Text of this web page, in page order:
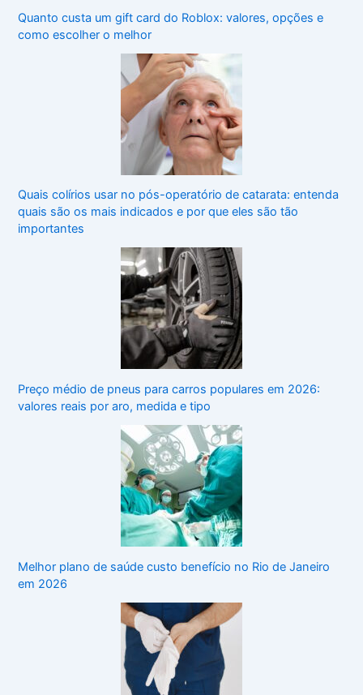
Quanto custa um gift card do Roblox: valores, opções e
como escolher o melhor
Quais colírios usar no pós-operatório de catarata: entenda
quais são os mais indicados e por que eles são tão
importantes
Preço médio de pneus para carros populares em 2026:
valores reais por aro, medida e tipo
Melhor plano de saúde custo benefício no Rio de Janeiro
em 2026